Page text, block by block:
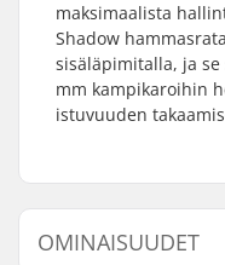
maksimaalista
Shadow
sisäläpimitalla, ja
mm kampikaroihin
istuvuuden
OMINAISUUDET